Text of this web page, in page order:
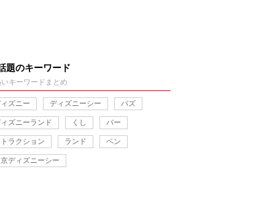
題のキーワード
キーワードまとめ
ズニー ディズニーシー バズ
ズニーランド くし バー
ラクション ランド ペン
ディズニーシー